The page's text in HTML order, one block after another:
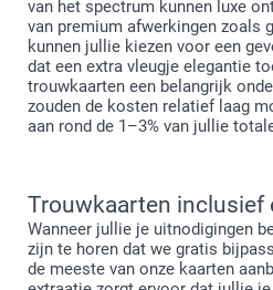
van het spectrum kunnen luxe
van premium afwerkingen zoals
kunnen jullie kiezen voor een
dat een extra vleugje elegantie
trouwkaarten een belangrijk
zouden de kosten relatief laag
aan rond de 1–3% van jullie
Trouwkaarten inclusief
Wanneer jullie je uitnodigingen
zijn te horen dat we gratis
de meeste van onze kaarten